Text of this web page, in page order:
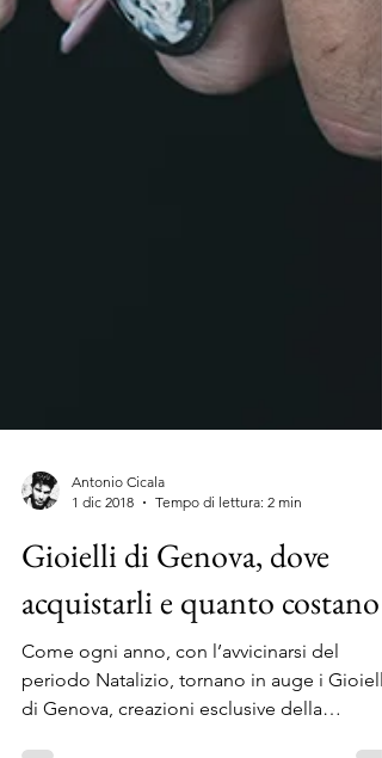
Antonio Cicala
1 dic 2018
Tempo di lettura: 2 min